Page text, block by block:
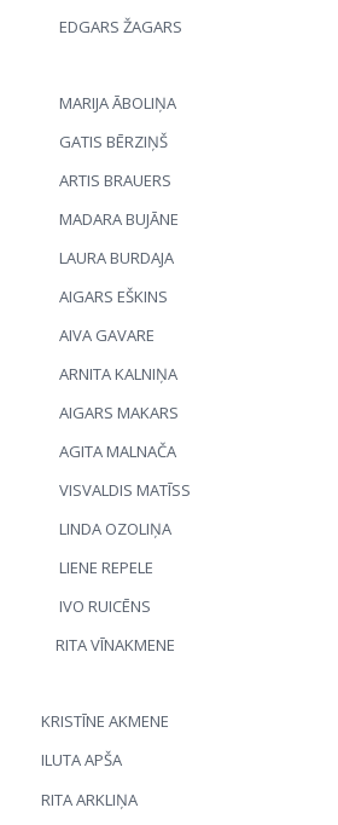
EDGARS ŽAGARS
MARIJA ĀBOLIŅA
GATIS BĒRZIŅŠ
ARTIS BRAUERS
MADARA BUJĀNE
LAURA BURDAJA
AIGARS EŠKINS
AIVA GAVARE
ARNITA KALNIŅA
AIGARS MAKARS
AGITA MALNAČA
VISVALDIS MATĪSS
LINDA OZOLIŅA
LIENE REPELE
IVO RUICĒNS
RITA VĪNAKMENE
KRISTĪNE AKMENE
ILUTA APŠA
RITA ARKLIŅA